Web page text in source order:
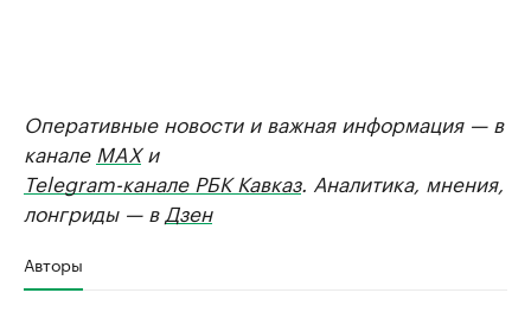
Оперативные новости и важная информация — в
канале MAXи
Telegram-канале РБК Кавказ. Аналитика, мнения,
лонгриды — в Дзен
Авторы